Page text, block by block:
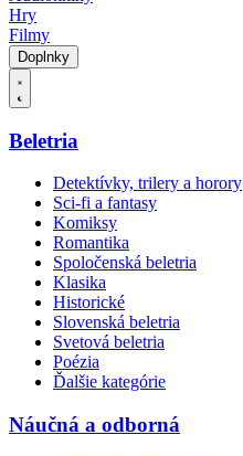
Hry
Filmy
Doplnky
Beletria
Detektívky, trilery a horory
Sci-fi a fantasy
Komiksy
Romantika
Spoločenská beletria
Klasika
Historické
Slovenská beletria
Svetová beletria
Poézia
Ďalšie kategórie
Náučná a odborná